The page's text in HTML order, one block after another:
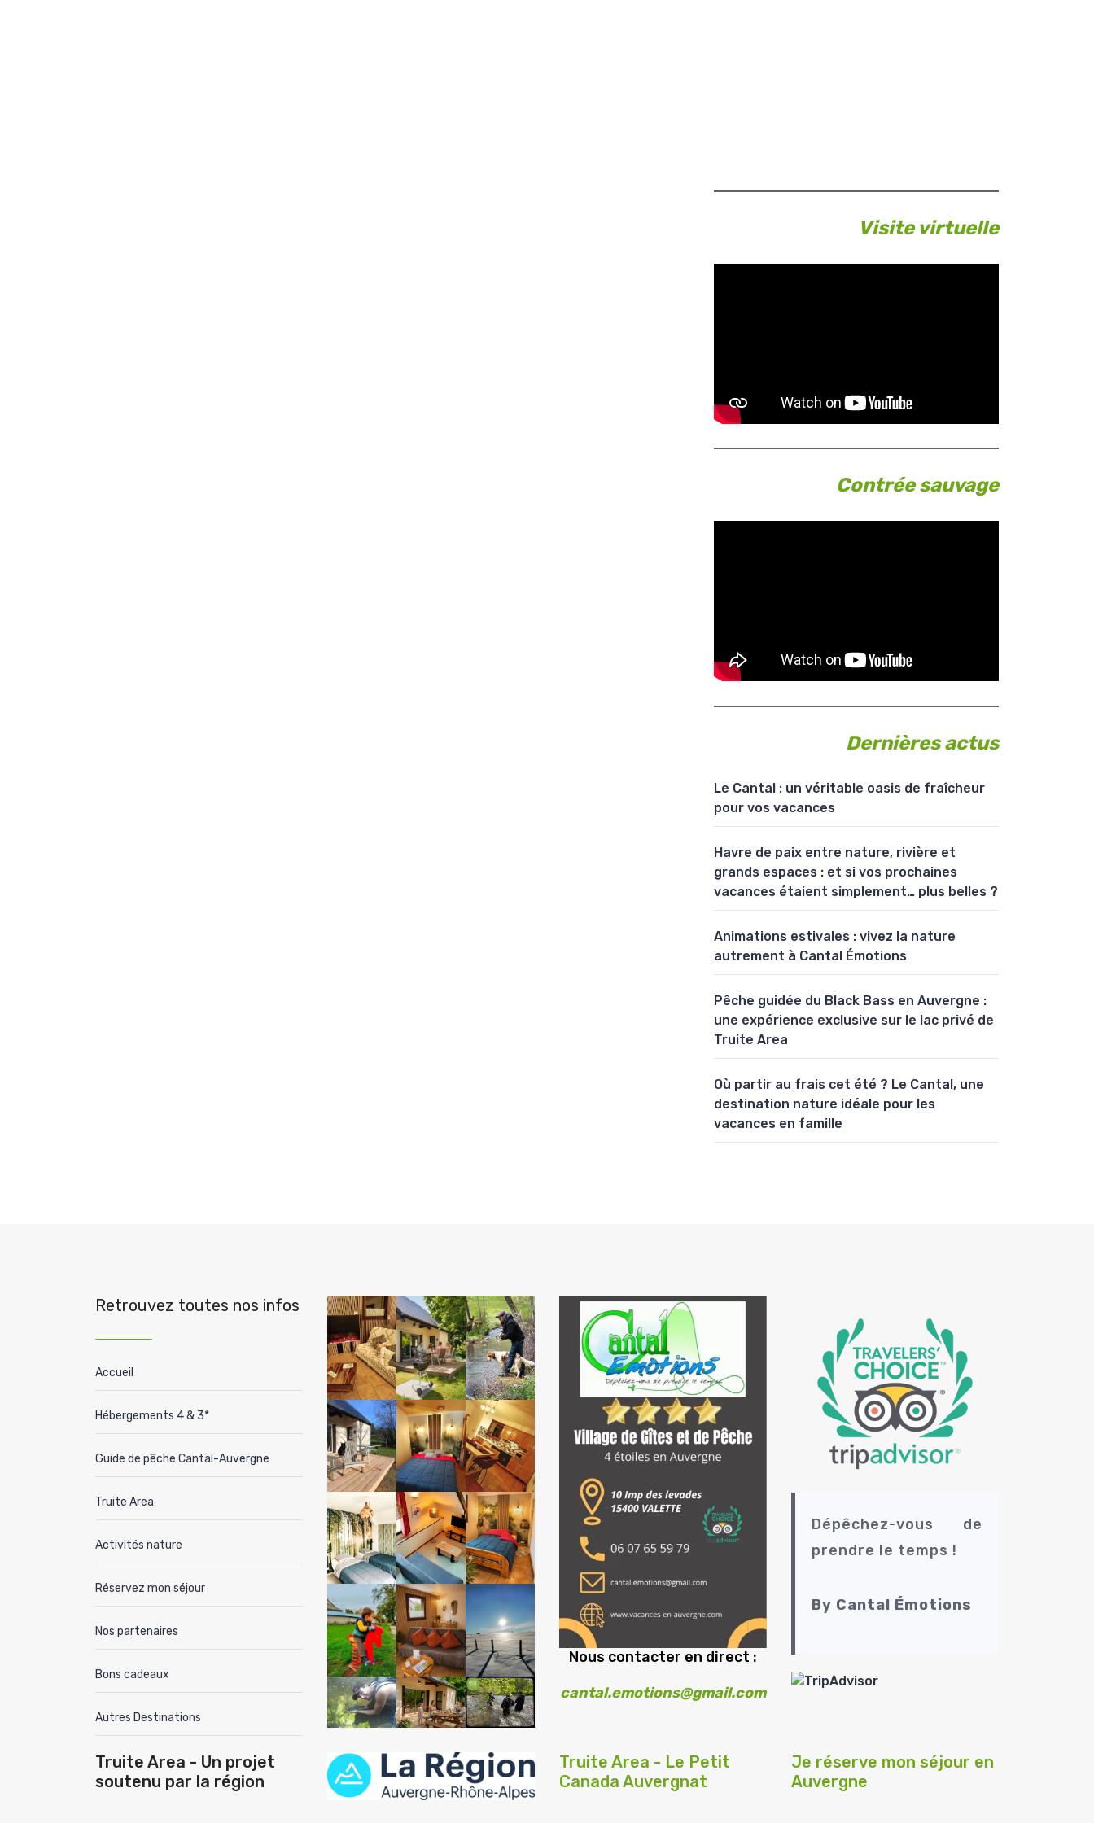
Visite virtuelle
Contrée sauvage
Dernières actus
Le Cantal : un véritable oasis de fraîcheur
pour vos vacances
Havre de paix entre nature, rivière et
grands espaces : et si vos prochaines
vacances étaient simplement… plus belles ?
Animations estivales : vivez la nature
autrement à Cantal Émotions
Pêche guidée du Black Bass en Auvergne :
une expérience exclusive sur le lac privé de
Truite Area
Où partir au frais cet été ? Le Cantal, une
destination nature idéale pour les
vacances en famille
Retrouvez toutes nos infos
Accueil
Hébergements 4 & 3*
Guide de pêche Cantal-Auvergne
Truite Area
Activités nature
Réservez mon séjour
Nos partenaires
Bons cadeaux
Autres Destinations
Nous contacter en direct :
cantal.emotions@gmail.com
Dépêchez-vous de
prendre le temps !
By Cantal Émotions
Truite Area - Un projet
soutenu par la région
Truite Area - Le Petit
Canada Auvergnat
Je réserve mon séjour en
Auvergne